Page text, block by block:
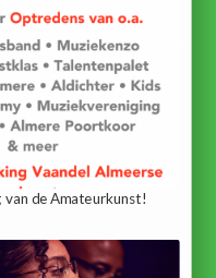
de Amateurkunst!